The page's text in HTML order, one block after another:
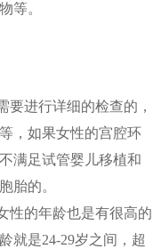
等。
要进行详细的检查的，
，如果女性的宫腔环
满足试管婴儿移植和
胎的。
性的年龄也是有很高的
就是24-29岁之间，超